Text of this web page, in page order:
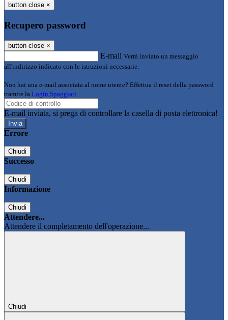
button close ×
Recupero password
button close ×
E-mail Verrà inviato un messaggio
all'indirizzo indicato con le istruzioni necessarie.
Non hai una e-mail associata al nome utente? Effettua il reset della password
tramite la Login Spaggiari
E-mail inviata, si prega di controllare la casella di posta elettronica!
Errore
Chiudi
Successo
Chiudi
Informazione
Chiudi
Attendere...
Attendere il completamento dell'operazione...
Chiudi